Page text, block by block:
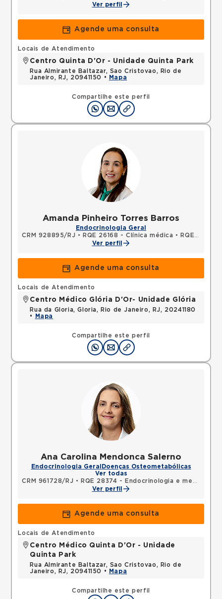
Ver perfil
Agende uma consulta
Compartilhe este perfil
Locais de Atendimento
Centro Quinta D'Or - Unidade Quinta Park
Rua Almirante Baltazar, Sao Cristovao, Rio de
Janeiro, RJ, 20941150 •
Mapa
Amanda Pinheiro Torres Barros
Endocrinologia Geral
CRM 928895/RJ • RQE 26168 - Clínica médica •
RQE 26169 - Endocrinologia e metabologia
Ver perfil
Agende uma consulta
Compartilhe este perfil
Locais de Atendimento
Centro Médico Glória D'Or- Unidade Glória
Rua da Gloria, Gloria, Rio de Janeiro, RJ, 20241180
•
Mapa
Ana Carolina Mendonca Salerno
Endocrinologia Geral Doenças Osteometabólicas
Ver todas
CRM 961728/RJ •
RQE 28374 - Endocrinologia e metabologia
Ver perfil
Agende uma consulta
Compartilhe este perfil
Locais de Atendimento
Centro Médico Quinta D'Or - Unidade
Quinta Park
Rua Almirante Baltazar, Sao Cristovao, Rio de
Janeiro, RJ, 20941150 •
Mapa